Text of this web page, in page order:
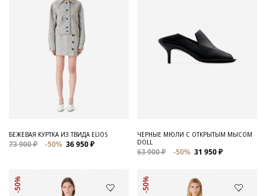
Распродажа
Для нее
БЕЖЕВАЯ КУРТКА ИЗ ТВИДА ELIOS
73 900 ₽ -50% 36 950 ₽
ЧЕРНЫЕ МЮЛИ С ОТКРЫТЫМ МЫСОМ
DOLL
63 900 ₽ -50% 31 950 ₽
-50% -50%